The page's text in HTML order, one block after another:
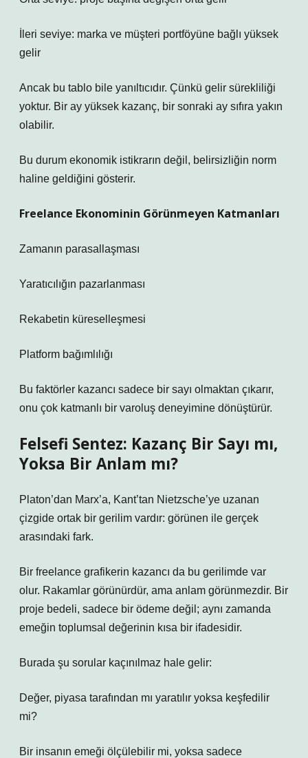
İleri seviye: marka ve müşteri portföyüne bağlı yüksek
gelir
Ancak bu tablo bile yanıltıcıdır. Çünkü gelir sürekliliği
yoktur. Bir ay yüksek kazanç, bir sonraki ay sıfıra yakın
olabilir.
Bu durum ekonomik istikrarın değil, belirsizliğin norm
haline geldiğini gösterir.
Freelance Ekonominin Görünmeyen Katmanları
Zamanın parasallaşması
Yaratıcılığın pazarlanması
Rekabetin küreselleşmesi
Platform bağımlılığı
Bu faktörler kazancı sadece bir sayı olmaktan çıkarır,
onu çok katmanlı bir varoluş deneyimine dönüştürür.
Felsefi Sentez: Kazanç Bir Sayı mı,
Yoksa Bir Anlam mı?
Platon’dan Marx’a, Kant’tan Nietzsche’ye uzanan
çizgide ortak bir gerilim vardır: görünen ile gerçek
arasındaki fark.
Bir freelance grafikerin kazancı da bu gerilimde var
olur. Rakamlar görünürdür, ama anlam görünmezdir. Bir
proje bedeli, sadece bir ödeme değil; aynı zamanda
emeğin toplumsal değerinin kısa bir ifadesidir.
Burada şu sorular kaçınılmaz hale gelir:
Değer, piyasa tarafından mı yaratılır yoksa keşfedilir
mi?
Bir insanın emeği ölçülebilir mi, yoksa sadece